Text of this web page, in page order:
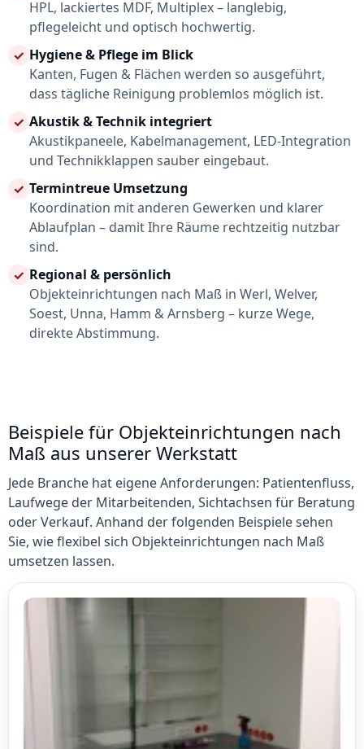
HPL, lackiertes MDF, Multiplex – langlebig,
pflegeleicht und optisch hochwertig.
✓ Hygiene & Pflege im Blick
Kanten, Fugen & Flächen werden so ausgeführt,
dass tägliche Reinigung problemlos möglich ist.
✓ Akustik & Technik integriert
Akustikpaneele, Kabelmanagement, LED-Integration
und Technikklappen sauber eingebaut.
✓ Termintreue Umsetzung
Koordination mit anderen Gewerken und klarer
Ablaufplan – damit Ihre Räume rechtzeitig nutzbar
sind.
✓ Regional & persönlich
Objekteinrichtungen nach Maß in Werl, Welver,
Soest, Unna, Hamm & Arnsberg – kurze Wege,
direkte Abstimmung.
Beispiele für Objekteinrichtungen nach
Maß aus unserer Werkstatt
Jede Branche hat eigene Anforderungen: Patientenfluss,
Laufwege der Mitarbeitenden, Sichtachsen für Beratung
oder Verkauf. Anhand der folgenden Beispiele sehen
Sie, wie flexibel sich Objekteinrichtungen nach Maß
umsetzen lassen.